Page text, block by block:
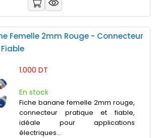
Femelle 2mm Rouge - Connecteur
1.000 DT
En stock
Fiche banane femelle 2mm rouge,
connecteur pratique et fiable,
idéale pour applications
électriques...